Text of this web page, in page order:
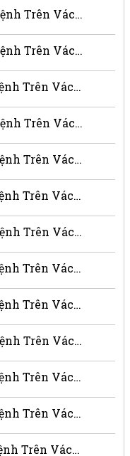
Chương 23 - Lựa Chọn Định Mệnh Trên Vách Núi
Chương 22 - Lựa Chọn Định Mệnh Trên Vách Núi
Chương 21 - Lựa Chọn Định Mệnh Trên Vách Núi
Chương 20 - Lựa Chọn Định Mệnh Trên Vách Núi
Chương 19 - Lựa Chọn Định Mệnh Trên Vách Núi
Chương 18 - Lựa Chọn Định Mệnh Trên Vách Núi
Chương 17 - Lựa Chọn Định Mệnh Trên Vách Núi
Chương 16 - Lựa Chọn Định Mệnh Trên Vách Núi
Chương 15 - Lựa Chọn Định Mệnh Trên Vách Núi
Chương 14 - Lựa Chọn Định Mệnh Trên Vách Núi
Chương 13 - Lựa Chọn Định Mệnh Trên Vách Núi
Chương 12 - Lựa Chọn Định Mệnh Trên Vách Núi
Chương 11 - Lựa Chọn Định Mệnh Trên Vách Núi